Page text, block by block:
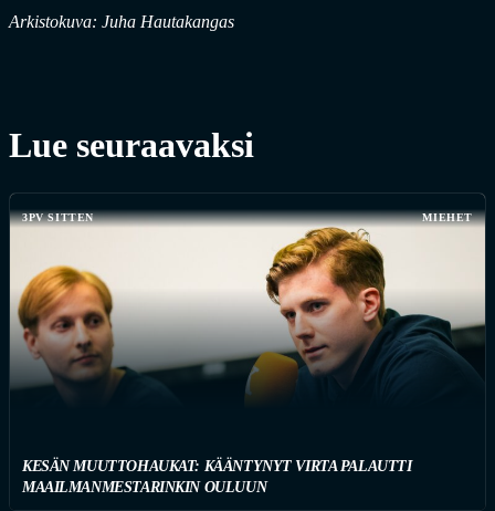
Arkistokuva: Juha Hautakangas
Lue seuraavaksi
3PV SITTEN MIEHET
KESÄN MUUTTOHAUKAT: KÄÄNTYNYT VIRTA PALAUTTI
MAAILMANMESTARINKIN OULUUN